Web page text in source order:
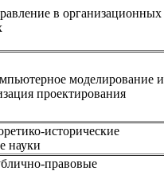
в организационных
моделирование и
проектирования
исторические
науки
правовые